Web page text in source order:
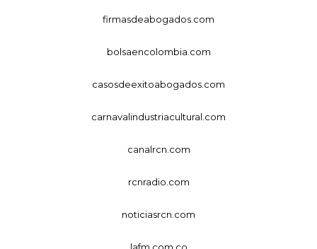
firmasdeabogados.com
bolsaencolombia.com
casosdeexitoabogados.com
carnavalindustriacultural.com
canalrcn.com
rcnradio.com
noticiasrcn.com